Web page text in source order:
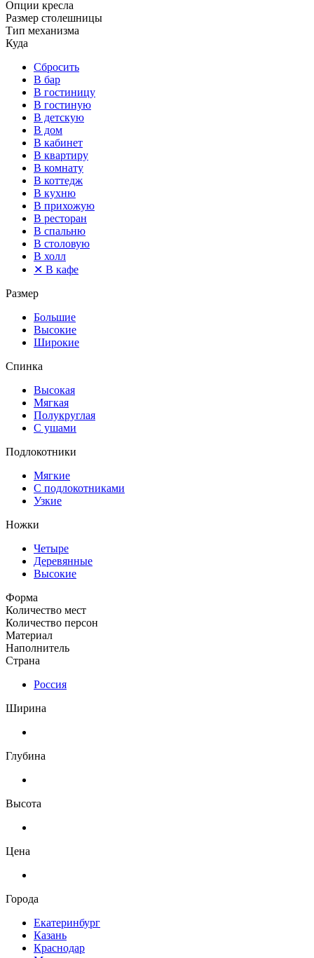
Опции кресла
Размер столешницы
Тип механизма
Куда
Сбросить
В бар
В гостиницу
В гостиную
В детскую
В дом
В кабинет
В квартиру
В комнату
В коттедж
В кухню
В прихожую
В ресторан
В спальню
В столовую
В холл
✕ В кафе
Размер
Большие
Высокие
Широкие
Спинка
Высокая
Мягкая
Полукруглая
С ушами
Подлокотники
Мягкие
С подлокотниками
Узкие
Ножки
Четыре
Деревянные
Высокие
Форма
Количество мест
Количество персон
Материал
Наполнитель
Страна
Россия
Ширина
Глубина
Высота
Цена
Города
Екатеринбург
Казань
Краснодар